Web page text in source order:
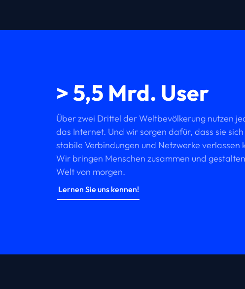
> 5,5 Mrd. User
Über zwei Drittel der Weltbevölkerung nutzen
das Internet. Und wir sorgen dafür, dass sie
stabile Verbindungen und Netzwerke verlassen
Wir bringen Menschen zusammen und
Welt von morgen.
Lernen Sie uns kennen!